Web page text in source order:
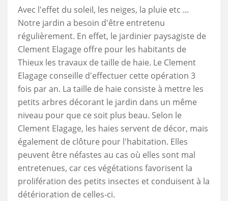
Avec l'effet du soleil, les neiges, la pluie etc ...
Notre jardin a besoin d'être entretenu
régulièrement. En effet, le jardinier paysagiste de
Clement Elagage offre pour les habitants de
Thieux les travaux de taille de haie. Le Clement
Elagage conseille d'effectuer cette opération 3
fois par an. La taille de haie consiste à mettre les
petits arbres décorant le jardin dans un même
niveau pour que ce soit plus beau. Selon le
Clement Elagage, les haies servent de décor, mais
également de clôture pour l'habitation. Elles
peuvent être néfastes au cas où elles sont mal
entretenues, car ces végétations favorisent la
prolifération des petits insectes et conduisent à la
détérioration de celles-ci.